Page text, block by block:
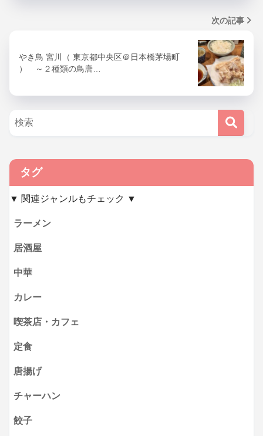
次の記事
やき鳥 宮川（ 東京都中央区＠日本橋茅場町
） ～２種類の鳥唐…
タグ
▼ 関連ジャンルもチェック ▼
ラーメン
居酒屋
中華
カレー
喫茶店・カフェ
定食
唐揚げ
チャーハン
餃子